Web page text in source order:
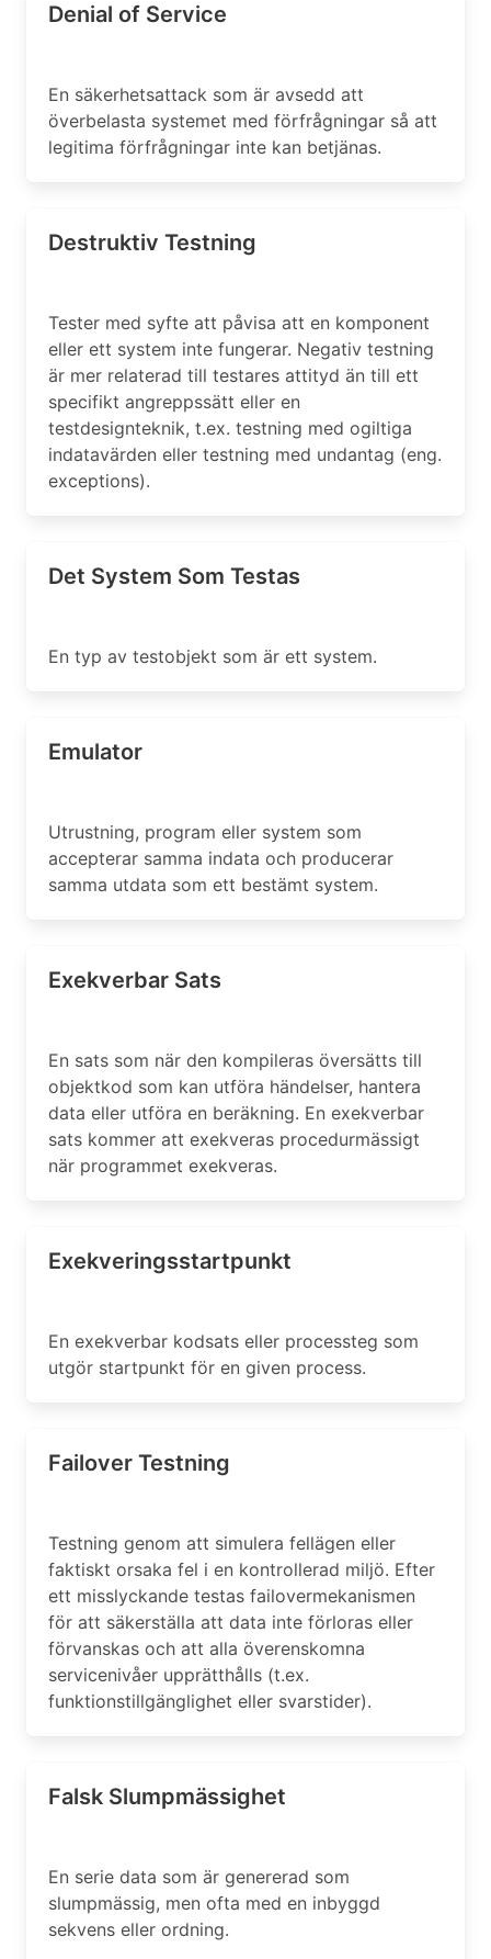
Denial of Service
En säkerhetsattack som är avsedd att
överbelasta systemet med förfrågningar så att
legitima förfrågningar inte kan betjänas.
Destruktiv Testning
Tester med syfte att påvisa att en komponent
eller ett system inte fungerar. Negativ testning
är mer relaterad till testares attityd än till ett
specifikt angreppssätt eller en
testdesignteknik, t.ex. testning med ogiltiga
indatavärden eller testning med undantag (eng.
exceptions).
Det System Som Testas
En typ av testobjekt som är ett system.
Emulator
Utrustning, program eller system som
accepterar samma indata och producerar
samma utdata som ett bestämt system.
Exekverbar Sats
En sats som när den kompileras översätts till
objektkod som kan utföra händelser, hantera
data eller utföra en beräkning. En exekverbar
sats kommer att exekveras procedurmässigt
när programmet exekveras.
Exekveringsstartpunkt
En exekverbar kodsats eller processteg som
utgör startpunkt för en given process.
Failover Testning
Testning genom att simulera fellägen eller
faktiskt orsaka fel i en kontrollerad miljö. Efter
ett misslyckande testas failovermekanismen
för att säkerställa att data inte förloras eller
förvanskas och att alla överenskomna
servicenivåer upprätthålls (t.ex.
funktionstillgänglighet eller svarstider).
Falsk Slumpmässighet
En serie data som är genererad som
slumpmässig, men ofta med en inbyggd
sekvens eller ordning.